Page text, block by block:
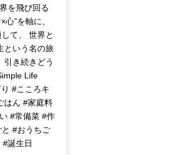
を飛び回る
”を軸に、
て、 世界と
という名の旅
引き続きどう
Life
#こころキ
はん #家庭料
#常備菜 #作
#おうちご
誕生日